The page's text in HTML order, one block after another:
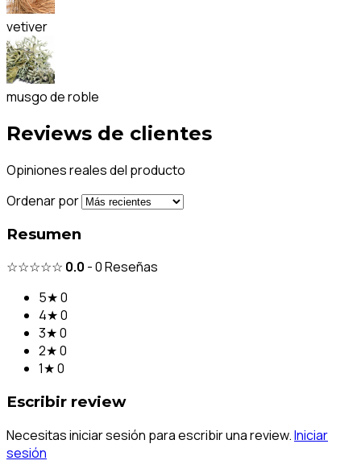
vetiver
musgo de roble
Reviews de clientes
Opiniones reales del producto
Ordenar por
Resumen
☆☆☆☆☆ 0.0 -0Reseñas
5★0
4★0
3★0
2★0
1★0
Escribir review
Necesitas iniciar sesión para escribir una review.Iniciar
sesión